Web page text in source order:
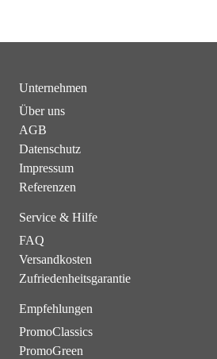
Unternehmen
Über uns
AGB
Datenschutz
Impressum
Referenzen
Service & Hilfe
FAQ
Versandkosten
Zufriedenheitsgarantie
Empfehlungen
PromoClassics
PromoGreen